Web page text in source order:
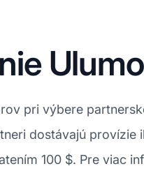
pri výbere
dostávajú
100 $. Pre viac